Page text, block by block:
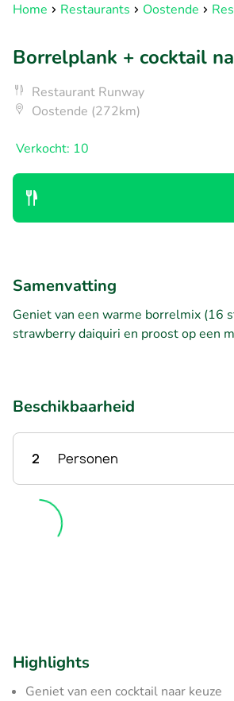
Home Restaurants Oostende
Borrelplank + cocktail
Restaurant Runway
Oostende (272km)
Verkocht: 10
Samenvatting
Geniet van een warme borrelmix (16
strawberry daiquiri en proost op een
Beschikbaarheid
2 Personen
Highlights
Geniet van een cocktail naar keuze